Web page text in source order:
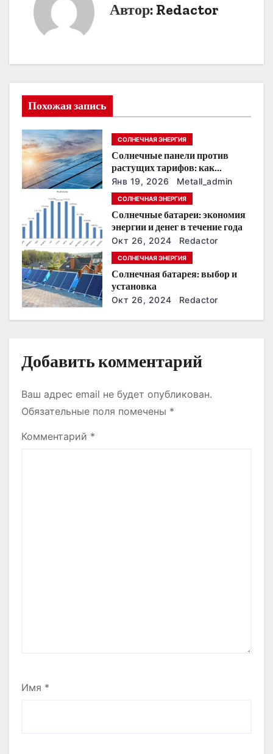
я
п
о
з
п
и
с
я
м
Автор: Redactor
Похожая запись
СОЛНЕЧНАЯ ЭНЕРГИЯ
Солнечные панели против
растущих тарифов: как
сохранить
энергонезависимость в
ближайшие годы
Янв 19, 2026 Metall_admin
СОЛНЕЧНАЯ ЭНЕРГИЯ
Солнечные батареи: экономия
энергии и денег в течение года
Окт 26, 2024 Redactor
СОЛНЕЧНАЯ ЭНЕРГИЯ
Солнечная батарея: выбор и
установка
Окт 26, 2024 Redactor
Добавить комментарий
Ваш адрес email не будет опубликован.
Обязательные поля помечены *
Комментарий *
Имя *